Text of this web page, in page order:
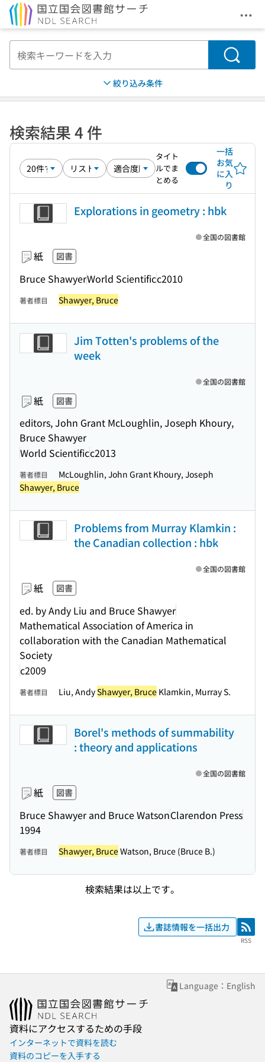
メ
検索
絞り込み条件
検索結果 4 件
タイト
ルでま
とめる
一括
お気
に入
り
Explorations in geometry : hbk
紙 図書
Bruce ShawyerWorld Scientificc2010
全国の図書館
著者標目 Shawyer, Bruce
Jim Totten's problems of the
week
紙 図書
editors, John Grant McLoughlin, Joseph Khoury,
Bruce Shawyer
World Scientificc2013
全国の図書館
著者標目
McLoughlin, John Grant Khoury, Joseph
Shawyer, Bruce
Problems from Murray Klamkin :
the Canadian collection : hbk
紙 図書
ed. by Andy Liu and Bruce Shawyer
Mathematical Association of America in
collaboration with the Canadian Mathematical
Society
c2009
全国の図書館
著者標目 Liu, AndyShawyer, Bruce Klamkin, Murray S.
Borel's methods of summability
: theory and applications
紙 図書
Bruce Shawyer and Bruce WatsonClarendon Press
1994
全国の図書館
著者標目 Shawyer, BruceWatson, Bruce (Bruce B.)
検索結果は以上です。
書誌情報を一括出力 RSS
RSS
Language：English
資料にアクセスするための手段
インターネットで資料を読む
資料のコピーを入手する